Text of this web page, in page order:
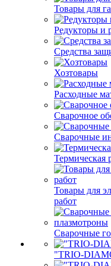
Товары для
Редукторы и
Средства
Хозтовары
Расходные
Сварочное
Сварочные
Термическая
Товары для
работ
Сварочные
"TRIO-